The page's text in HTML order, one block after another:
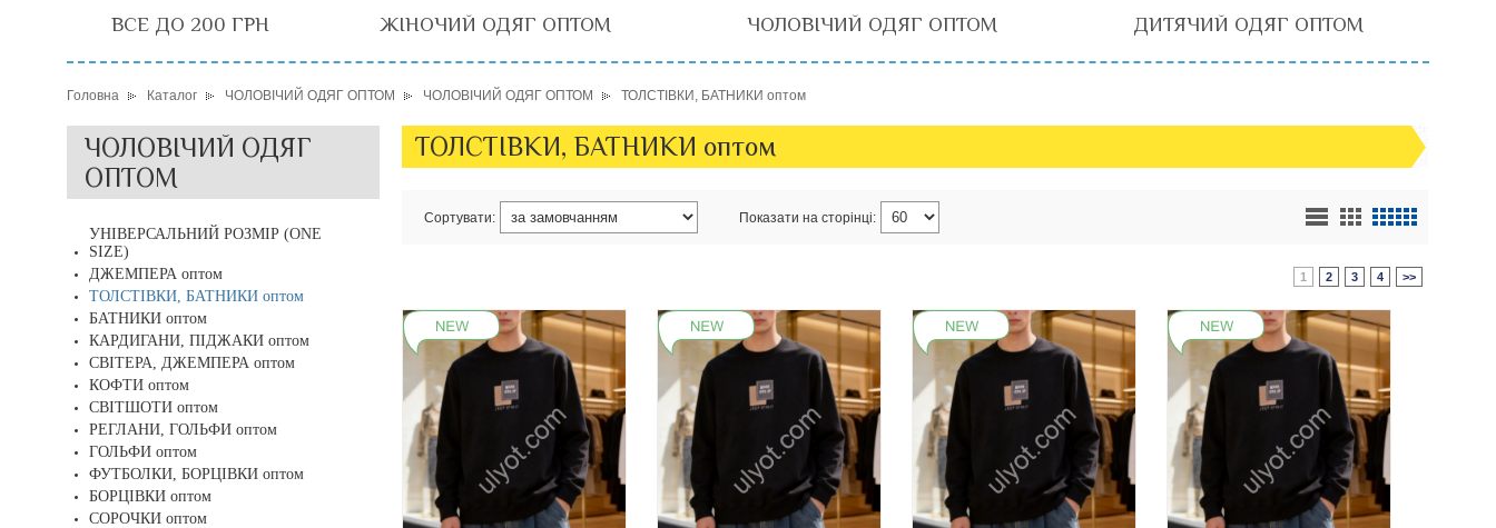
ВСЕ ДО 200 ГРН ЖІНОЧИЙ ОДЯГ ОПТОМ ЧОЛОВІЧИЙ ОДЯГ ОПТОМ ДИТЯЧИЙ ОДЯГ ОПТОМ
Головна Каталог ЧОЛОВІЧИЙ ОДЯГ ОПТОМ ЧОЛОВІЧИЙ ОДЯГ ОПТОМ ТОЛСТІВКИ, БАТНИКИ оптом
ЧОЛОВІЧИЙ ОДЯГ
ОПТОМ
УНІВЕРСАЛЬНИЙ РОЗМІР (ONE
SIZE)
ДЖЕМПЕРА оптом
ТОЛСТІВКИ, БАТНИКИ оптом
БАТНИКИ оптом
КАРДИГАНИ, ПІДЖАКИ оптом
СВІТЕРА, ДЖЕМПЕРА оптом
КОФТИ оптом
СВІТШОТИ оптом
РЕГЛАНИ, ГОЛЬФИ оптом
ГОЛЬФИ оптом
ФУТБОЛКИ, БОРЦІВКИ оптом
БОРЦІВКИ оптом
СОРОЧКИ оптом
ТОЛСТІВКИ, БАТНИКИ оптом
Сортувати: Показати на сторінці:
1 2 3 4 >>